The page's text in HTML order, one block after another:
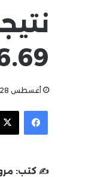
أغسطس 28, 2024
✍️ كتب: